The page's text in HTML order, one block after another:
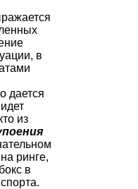
в
дается
из
ринге,
в